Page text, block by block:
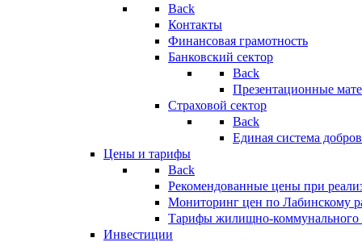
Back
Контакты
Финансовая грамотность
Банковский сектор
Back
Презентационные
Страховой сектор
Back
Единая система
Цены и тарифы
Back
Рекомендованные цены при
Мониторинг цен по Лабинскому
Тарифы жилищно-коммунального
Инвестиции